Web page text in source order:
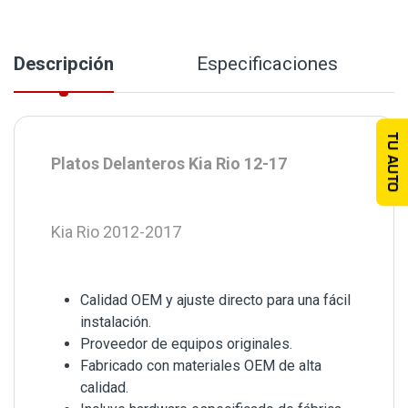
Descripción Especificaciones
Platos Delanteros Kia Rio 12-17
Kia Rio 2012-2017
Calidad OEM y ajuste directo para una fácil
instalación.
Proveedor de equipos originales.
Fabricado con materiales OEM de alta
calidad.
TU AUTO